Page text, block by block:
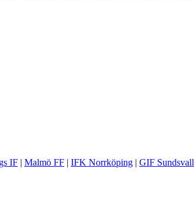
IF | Malmö FF | IFK Norrköping | GIF Sundsvall